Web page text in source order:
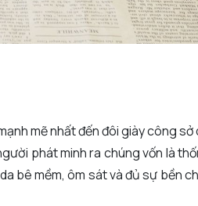
mẽ nhất đến đôi giày công sở
phát minh ra chúng vốn là
bê mềm, ôm sát và đủ sự bền